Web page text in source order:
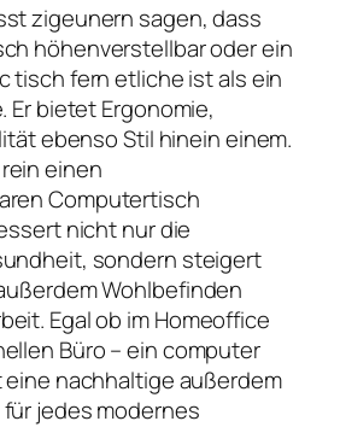
zigeunern sagen, dass
höhenverstellbar oder ein
tisch fern etliche ist als ein
Er bietet Ergonomie,
ebenso Stil hinein einem.
einen
Computertisch
nicht nur die
sondern steigert
Wohlbefinden
Egal ob im Homeoffice
Büro – ein computer
nachhaltige außerdem
jedes modernes